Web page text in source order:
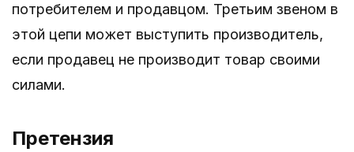
потребителем и продавцом. Третьим звеном в
этой цепи может выступить производитель,
если продавец не производит товар своими
силами.
Претензия